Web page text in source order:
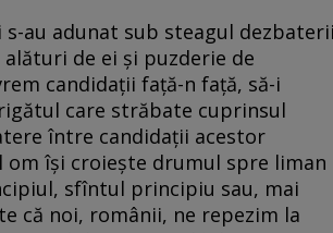
au adunat sub steagul
de ei și puzderie de
candidații față-n față, să-i
care străbate cuprinsul
între candidații acestor
om își croiește drumul spre liman
sfîntul principiu sau, mai
că noi, românii, ne repezim la